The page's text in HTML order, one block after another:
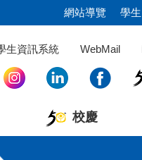
網站導覽 學生
生資訊系統 WebMail
校慶